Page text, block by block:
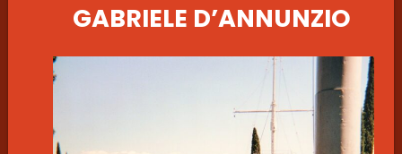
GABRIELE D’ANNUNZIO